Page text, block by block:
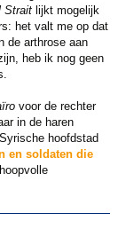
Straitlijkt mogelijk
het valt me op dat
de arthrose aan
heb ik nog geen
voor de rechter
in de haren
hoofdstad
en soldaten die